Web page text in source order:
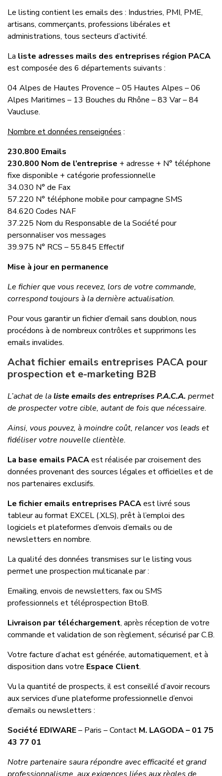
Le listing contient les emails des : Industries, PMI, PME,
artisans, commerçants, professions libérales et
administrations, tous secteurs d’activité.
La liste adresses mails des entreprises région PACA
est composée des 6 départements suivants :
04 Alpes de Hautes Provence – 05 Hautes Alpes – 06
Alpes Maritimes – 13 Bouches du Rhône – 83 Var – 84
Vaucluse.
Nombre et données renseignées :
230.800 Emails
230.800 Nom de l’entreprise + adresse + N° téléphone
fixe disponible + catégorie professionnelle
34.030 N° de Fax
57.220 N° téléphone mobile pour campagne SMS
84.620 Codes NAF
37.225 Nom du Responsable de la Société pour
personnaliser vos messages
39.975 N° RCS – 55.845 Effectif
Mise à jour en permanence
Le fichier que vous recevez, lors de votre commande,
correspond toujours à la dernière actualisation.
Pour vous garantir un fichier d’email sans doublon, nous
procédons à de nombreux contrôles et supprimons les
emails invalides.
Achat fichier emails entreprises PACA pour
prospection et e-marketing B2B
L’achat de laliste emails des entreprises P.A.C.A. permet
de prospecter votre cible, autant de fois que nécessaire.
Ainsi, vous pouvez, à moindre coût, relancer vos leads et
fidéliser votre nouvelle clientèle.
La base emails PACAest réalisée par croisement des
données provenant des sources légales et officielles et de
nos partenaires exclusifs.
Le fichier emails entreprises PACAest livré sous
tableur au format EXCEL (.XLS), prêt à l’emploi des
logiciels et plateformes d’envois d’emails ou de
newsletters en nombre.
La qualité des données transmises sur le listing vous
permet une prospection multicanale par :
Emailing, envois de newsletters, fax ou SMS
professionnels et téléprospection BtoB.
Livraison par téléchargement, après réception de votre
commande et validation de son règlement, sécurisé par C.B.
Votre facture d’achat est générée, automatiquement, et à
disposition dans votre Espace Client.
Vu la quantité de prospects, il est conseillé d’avoir recours
aux services d’une plateforme professionnelle d’envoi
d’emails ou newsletters :
Société EDIWARE– Paris – Contact M. LAGODA – 01 75
43 77 01
Notre partenaire saura répondre avec efficacité et grand